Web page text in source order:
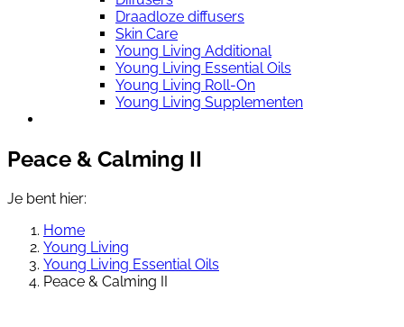
Draadloze diffusers
Skin Care
Young Living Additional
Young Living Essential Oils
Young Living Roll-On
Young Living Supplementen
Peace & Calming II
Je bent hier:
Home
Young Living
Young Living Essential Oils
Peace & Calming II